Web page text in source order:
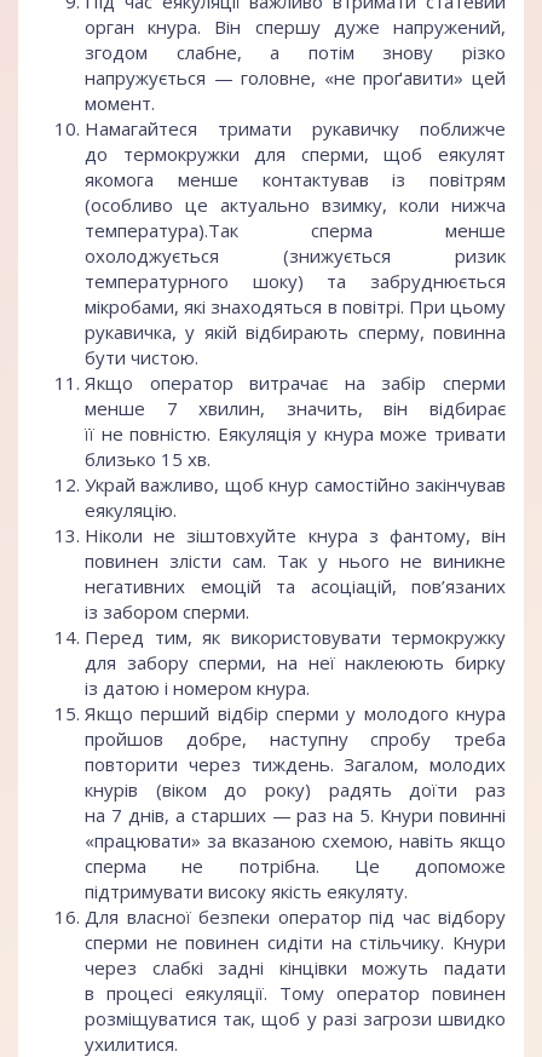
орган кнура. Він спершу дуже напружений,
згодом слабне, а потім знову різко
напружується — головне, «не проґавити» цей
момент.
Намагайтеся тримати рукавичку поближче
до термокружки для сперми, щоб еякулят
якомога менше контактував із повітрям
(особливо це актуально взимку, коли нижча
температура).Так сперма менше
охолоджується (знижується ризик
температурного шоку) та забруднюється
мікробами, які знаходяться в повітрі. При цьому
рукавичка, у якій відбирають сперму, повинна
бути чистою.
Якщо оператор витрачає на забір сперми
менше 7 хвилин, значить, він відбирає
її не повністю. Еякуляція у кнура може тривати
близько 15 хв.
Украй важливо, щоб кнур самостійно закінчував
еякуляцію.
Ніколи не зіштовхуйте кнура з фантому, він
повинен злісти сам. Так у нього не виникне
негативних емоцій та асоціацій, пов’язаних
із забором сперми.
Перед тим, як використовувати термокружку
для забору сперми, на неї наклеюють бирку
із датою і номером кнура.
Якщо перший відбір сперми у молодого кнура
пройшов добре, наступну спробу треба
повторити через тиждень. Загалом, молодих
кнурів (віком до року) радять доїти раз
на 7 днів, а старших — раз на 5. Кнури повинні
«працювати» за вказаною схемою, навіть якщо
сперма не потрібна. Це допоможе
підтримувати високу якість еякуляту.
Для власної безпеки оператор під час відбору
сперми не повинен сидіти на стільчику. Кнури
через слабкі задні кінцівки можуть падати
в процесі еякуляції. Тому оператор повинен
розміщуватися так, щоб у разі загрози швидко
ухилитися.